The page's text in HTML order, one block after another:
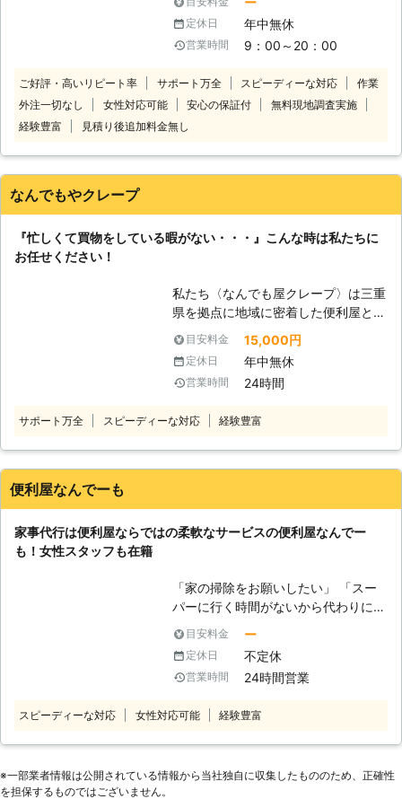
笑顔」という2つの“こだわり”を企業
理念に掲げ、常に“お客様感動度
120%”を目指しております。 家事代行
ーとして、以下をお約束いたします。
【安全】～登録スタッフ5200人～ ベ
アーズレディは全員直接雇用。 業界
せすることなく細やかで真心を込めた
だしなみ・笑顔といったマナー・マイ
ンドから実技に至るまで、7つのオリ
ドをもった、元気で明るい女性スタッ
フ＝ベアーズレディがお伺いいたしま
す。 【感動】～お客様感動度120%の
追及～ 「家事」ではなく「心のゆと
り」を提供することがベアーズの努
め。すべての方の笑顔のために全力で
定休日 年中無休
営業時間 9：00～20：00
ご好評・高いリピート率 サポート万全 スピーディーな対応
作業
外注一切なし
女性対応可能 安心の保証付
無料現地調査実施
経験豊富
見積り後追加料金無し
なんでもやクレープ
『忙しくて買物をしている暇がない・・・』こんな時は私たちに
お任せください！
私たち〈なんでも屋クレープ〉は三重
県を拠点に地域に密着した便利屋とし
てお客様のご依頼に応えております。
業務内容につきましては『買物代行』
『お庭のお手入れ』『廃品回収』『送
迎サービス』etc... 忙しいあなたの為
〈なんでも屋クレープの買物代行サー
ない』 『なるべくコストを抑えて買
屋クレープではお客様が抱えている問
題やお悩みを少しでも軽減できますよ
うに、誠心誠意サポートいたします。
お客様のご依頼スタッフ一同、心から
お待ちしております。
目安料金 15,000円
定休日 年中無休
営業時間 24時間
サポート万全 スピーディーな対応 経験豊富
便利屋なんでーも
家事代行は便利屋ならではの柔軟なサービスの便利屋なんでー
も！女性スタッフも在籍
「家の掃除をお願いしたい」 「スー
パーに行く時間がないから代わりに買
い物に行って欲しい」 「庭の草が気
になるから草刈りを依頼したい」
「ちょっと部屋の模様替えをしてほし
い」 このようなご要望があるときに
任せください。当店は大阪市淀川区に
事のお手伝いをいたしますので、お気
目安料金 ー
定休日 不定休
営業時間 24時間営業
スピーディーな対応 女性対応可能 経験豊富
※⼀部業者情報は公開されている情報から当社独⾃に収集したもののため、正確性
を担保するものではございません。